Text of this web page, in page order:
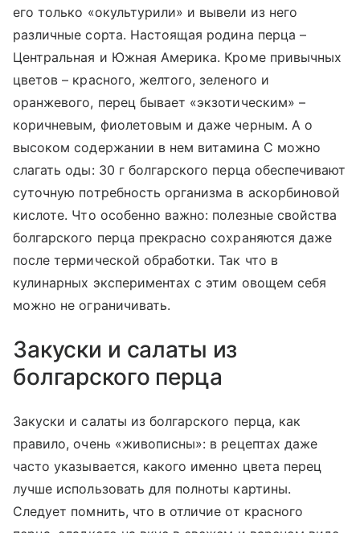
его только «окультурили» и вывели из него
различные сорта. Настоящая родина перца –
Центральная и Южная Америка. Кроме привычных
цветов – красного, желтого, зеленого и
оранжевого, перец бывает «экзотическим» –
коричневым, фиолетовым и даже черным. А о
высоком содержании в нем витамина С можно
слагать оды: 30 г болгарского перца обеспечивают
суточную потребность организма в аскорбиновой
кислоте. Что особенно важно: полезные свойства
болгарского перца прекрасно сохраняются даже
после термической обработки. Так что в
кулинарных экспериментах с этим овощем себя
можно не ограничивать.
Закуски и салаты из
болгарского перца
Закуски и салаты из болгарского перца, как
правило, очень «живописны»: в рецептах даже
часто указывается, какого именно цвета перец
лучше использовать для полноты картины.
Следует помнить, что в отличие от красного